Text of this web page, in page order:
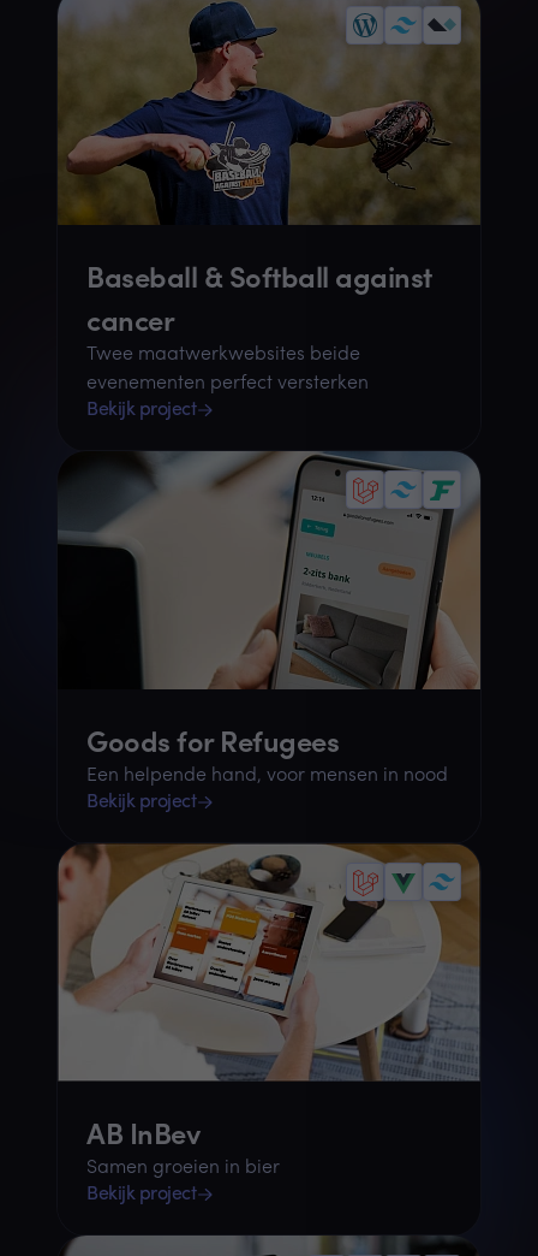
Baseball & Softball against
cancer
Twee maatwerkwebsites beide
evenementen perfect versterken
Bekijk project
Goods for Refugees
Een helpende hand, voor mensen in nood
Bekijk project
AB InBev
Samen groeien in bier
Bekijk project